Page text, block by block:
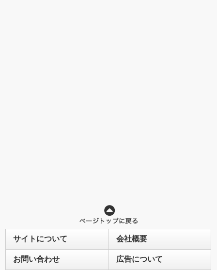
サイトについて 会社概要
お問い合わせ 広告について